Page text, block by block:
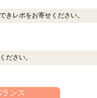
きレポをお寄せください。
ださい。
ンス